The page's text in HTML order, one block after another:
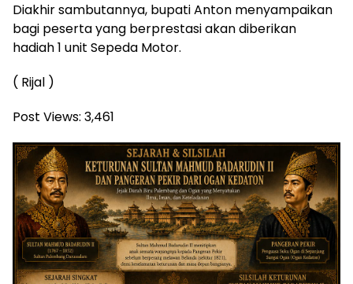
Diakhir sambutannya, bupati Anton menyampaikan
bagi peserta yang berprestasi akan diberikan
hadiah 1 unit Sepeda Motor.
( Rijal )
Post Views: 3,461